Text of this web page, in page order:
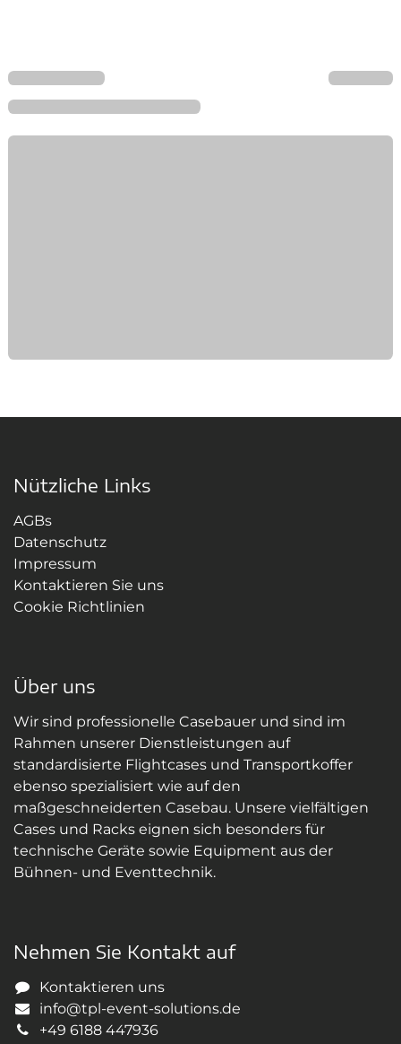
Nützliche Links
AGBs
Datenschutz
Impressum
Kontaktieren Sie uns
Cookie Richtlinien
Über uns
Wir sind professionelle Casebauer und sind im
Rahmen unserer Dienstleistungen auf
standardisierte Flightcases und Transportkoffer
ebenso spezialisiert wie auf den
maßgeschneiderten Casebau. Unsere vielfältigen
Cases und Racks eignen sich besonders für
technische Geräte sowie Equipment aus der
Bühnen- und Eventtechnik.
Nehmen Sie Kontakt auf
Kontaktieren uns
info@tpl-event-solutions.de
+49 6188 447936